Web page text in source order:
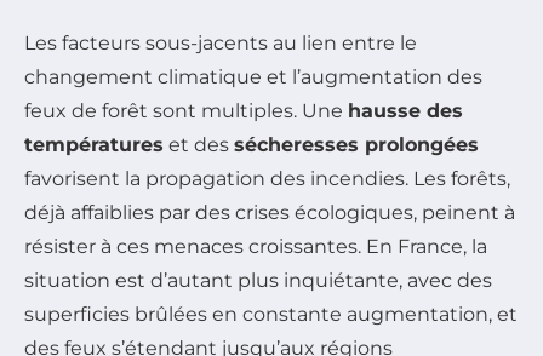
Les facteurs sous-jacents au lien entre le
changement climatique et l’augmentation des
feux de forêt sont multiples. Une hausse des
températures et des sécheresses prolongées
favorisent la propagation des incendies. Les forêts,
déjà affaiblies par des crises écologiques, peinent à
résister à ces menaces croissantes. En France, la
situation est d’autant plus inquiétante, avec des
superficies brûlées en constante augmentation, et
des feux s’étendant jusqu’aux régions